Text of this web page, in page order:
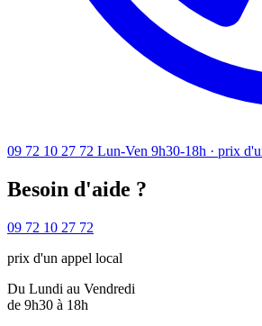
09 72 10 27 72 Lun-Ven 9h30-18h · prix
Besoin d'aide ?
09 72 10 27 72
prix d'un appel local
Du Lundi au Vendredi
de 9h30 à 18h